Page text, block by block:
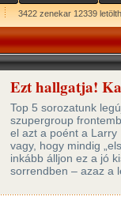
3422 zenekar 12339
Ezt hallgatja!
Top 5 sorozatunk
szupergroup
el azt a poént a Larry
vagy, hogy mindig
inkább álljon ez a jó
sorrendben – azaz a